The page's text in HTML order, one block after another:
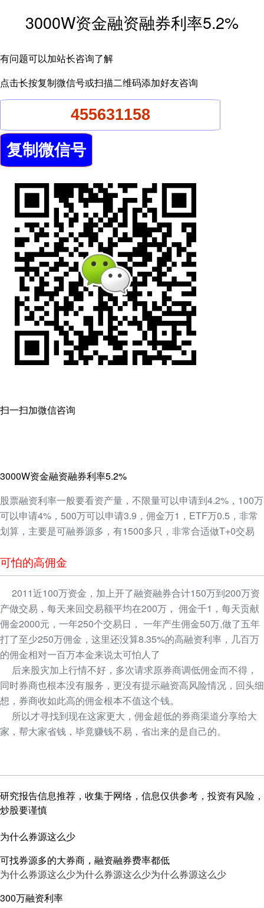
3000W资金融资融券利率5.2%
有问题可以加站长咨询了解
点击长按复制微信号或扫描二维码添加好友咨询
扫一扫加微信咨询
3000W资金融资融券利率5.2%
股票融资利率一般要看资产量，不限量可以申请到4.2%，100万
可以申请4%，500万可以申请3.9，佣金万1，ETF万0.5，非常
划算，主要是可融券源多，有1500多只，非常合适做T+0交易
可怕的高佣金
2011近100万资金，加上开了融资融券合计150万到200万资
产做交易，每天来回交易额平均在200万， 佣金千1，每天贡献
佣金2000元，一年250个交易日， 一年产生佣金50万,做了五年
打了至少250万佣金，这里还没算8.35%的高融资利率，几百万
的佣金相对一百万本金来说太可怕人了
后来股灾加上行情不好，多次请求原券商调低佣金而不得，
同时券商也根本没有服务，更没有提示融资高风险情况，回头细
想，券商收如此高的佣金根本不值这个钱。
所以才寻找到现在这家更大，佣金超低的券商渠道分享给大
家，帮大家省钱，毕竟赚钱不易，省出来的是自己的。
研究报告信息推荐，收集于网络，信息仅供参考，投资有风险，
炒股要谨慎
为什么券源这么少
可找券源多的大券商，融资融券费率都低
为什么券源这么少为什么券源这么少为什么券源这么少
300万融资利率